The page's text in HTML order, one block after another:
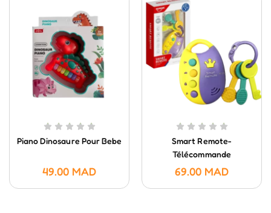
Piano Dinosaure Pour Bebe
49.00 MAD
Smart Remote-
Télécommande
Intelligente- HUANGER
69.00 MAD